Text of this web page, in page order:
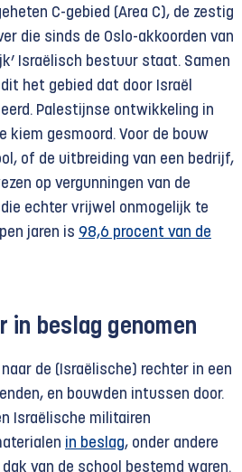
C-gebied (Area C), de zestig
die sinds de Oslo-akkoorden van
Israëlisch bestuur staat. Samen
het gebied dat door Israël
Palestijnse ontwikkeling in
kiem gesmoord. Voor de bouw
of de uitbreiding van een bedrijf,
op vergunningen van de
echter vrijwel onmogelijk te
jaren is 98,6 procent van de
in beslag genomen
de (Israëlische) rechter in een
en bouwden intussen door.
Israëlische militairen
in beslag, onder andere
van de school bestemd waren.